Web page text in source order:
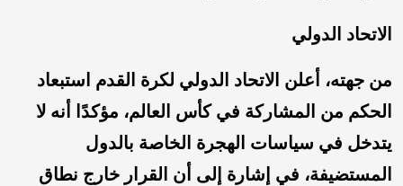
الاتحاد الدولي
من جهته، أعلن الاتحاد الدولي لكرة القدم استبعاد
الحكم من المشاركة في كأس العالم، مؤكدًا أنه لا
يتدخل في سياسات الهجرة الخاصة بالدول
المستضيفة، في إشارة إلى أن القرار خارج نطاق